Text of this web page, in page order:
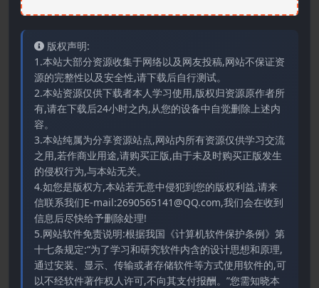
版权声明:
1.本站大部分资源收集于网络以及网友投稿,网站不保证资
源的完整性以及安全性,请下载后自行测试。
2.本站资源仅供下载者本人学习使用,版权归资源原作者所
有,请在下载后24小时之内,从您的设备中自觉删除上述内
容。
3.本站纯属为分享资源站点,网站内所有资源仅供学习交流
之用,若作商业用途,请购买正版,由于未及时购买正版发生
的侵权行为,与本站无关。
4.如您是版权方,本站若无意中侵犯到您的版权利益,请来
信联系我们E-mail:2690565141@QQ.com,我们会在收到
信息后尽快给予删除处理!
5.网站软件免责说明:根据我国《计算机软件保护条例》第
十七条规定:“为了学习和研究软件内含的设计思想和原理,
通过安装、显示、传输或者存储软件等方式使用软件的,可
以不经软件著作权人许可,不向其支付报酬。”您需知晓本